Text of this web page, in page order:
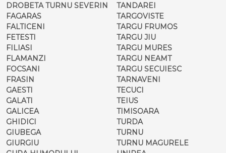
DROBETA TURNU SEVERIN
FAGARAS
FALTICENI
FETESTI
FILIASI
FLAMANZI
FOCSANI
FRASIN
GAESTI
GALATI
GALICEA
GHIDICI
GIUBEGA
GIURGIU
TANDAREI
TARGOVISTE
TARGU FRUMOS
TARGU JIU
TARGU MURES
TARGU NEAMT
TARGU SECUIESC
TARNAVENI
TECUCI
TEIUS
TIMISOARA
TURDA
TURNU
TURNU MAGURELE